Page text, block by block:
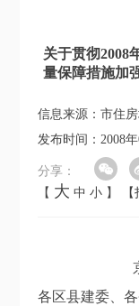
关于贯彻2008
量保障措施加
信息来源：市住
发布时间：2008年
分享：
【 大 中 小 】
各区县建委、